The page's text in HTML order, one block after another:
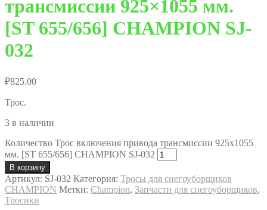
трансмиссии 925×1055 мм.
[ST 655/656] CHAMPION SJ-
032
₽825.00
Трос.
3 в наличии
Количество Трос включения привода трансмиссии 925x1055
мм. [ST 655/656] CHAMPION SJ-032
В корзину
Артикул: SJ-032 Категория: Тросы для снегоуборщиков
CHAMPION Метки: Champion, Запчасти для снегоуборщиков,
Тросики